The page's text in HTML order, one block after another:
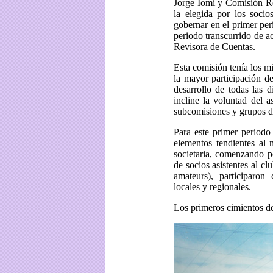
Jorge Iomi y Comisión
la elegida por los
gobernar en el primer
periodo transcurrido de
Revisora de Cuentas.
Esta comisión tenía los
la mayor participación
desarrollo de todas las
incline la voluntad del
subcomisiones y grupos
Para este primer
elementos tendientes al
societaria, comenzando
de socios asistentes al
amateurs),
locales y regionales.
Los primeros cimientos